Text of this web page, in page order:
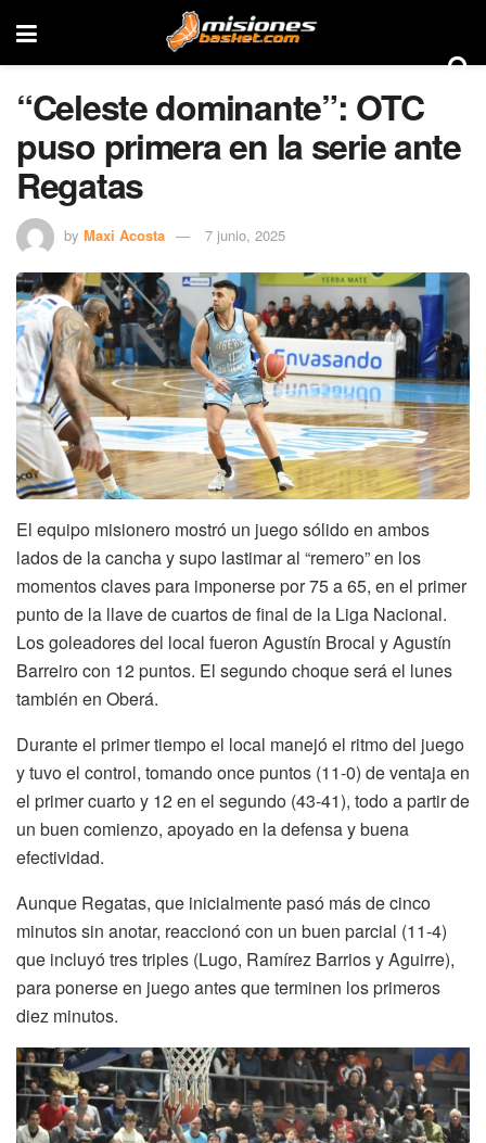
“Celeste dominante”: OTC
puso primera en la serie ante
Regatas
by Maxi Acosta 7 junio, 2025
El equipo misionero mostró un juego sólido en ambos
lados de la cancha y supo lastimar al “remero” en los
momentos claves para imponerse por 75 a 65, en el primer
punto de la llave de cuartos de final de la Liga Nacional.
Los goleadores del local fueron Agustín Brocal y Agustín
Barreiro con 12 puntos. El segundo choque será el lunes
también en Oberá.
Durante el primer tiempo el local manejó el ritmo del juego
y tuvo el control, tomando once puntos (11-0) de ventaja en
el primer cuarto y 12 en el segundo (43-41), todo a partir de
un buen comienzo, apoyado en la defensa y buena
efectividad.
Aunque Regatas, que inicialmente pasó más de cinco
minutos sin anotar, reaccionó con un buen parcial (11-4)
que incluyó tres triples (Lugo, Ramírez Barrios y Aguirre),
para ponerse en juego antes que terminen los primeros
diez minutos.